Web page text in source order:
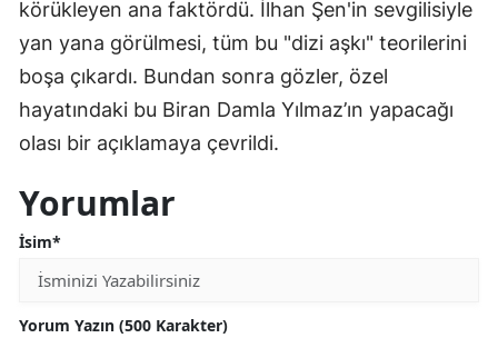
körükleyen ana faktördü. İlhan Şen'in sevgilisiyle
yan yana görülmesi, tüm bu "dizi aşkı" teorilerini
boşa çıkardı. Bundan sonra gözler, özel
hayatındaki bu Biran Damla Yılmaz’ın yapacağı
olası bir açıklamaya çevrildi.
Yorumlar
İsim*
Yorum Yazın (500 Karakter)